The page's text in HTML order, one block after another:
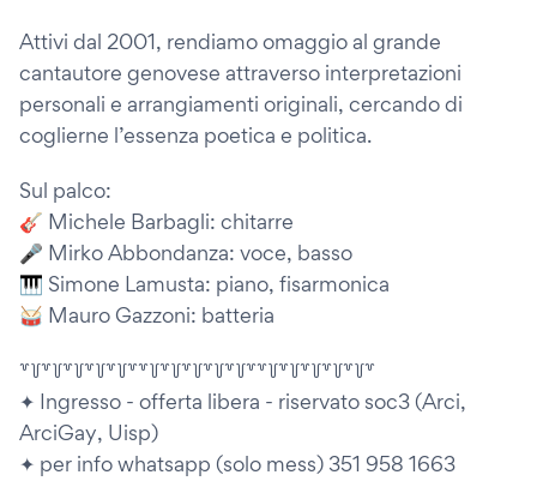
Attivi dal 2001, rendiamo omaggio al grande
cantautore genovese attraverso interpretazioni
personali e arrangiamenti originali, cercando di
coglierne l’essenza poetica e politica.
Sul palco:
🎸 Michele Barbagli: chitarre
🎤 Mirko Abbondanza: voce, basso
🎹 Simone Lamusta: piano, fisarmonica
🥁 Mauro Gazzoni: batteria
꒷꒦꒷꒦꒷꒦꒷꒦꒷꒦꒷꒷꒦꒷꒦꒷꒦꒷꒦꒷꒦꒷꒷꒦꒷꒦꒷꒦꒷꒦꒷꒦꒷
✦ Ingresso - offerta libera - riservato soc3 (Arci,
ArciGay, Uisp)
✦ per info whatsapp (solo mess) 351 958 1663